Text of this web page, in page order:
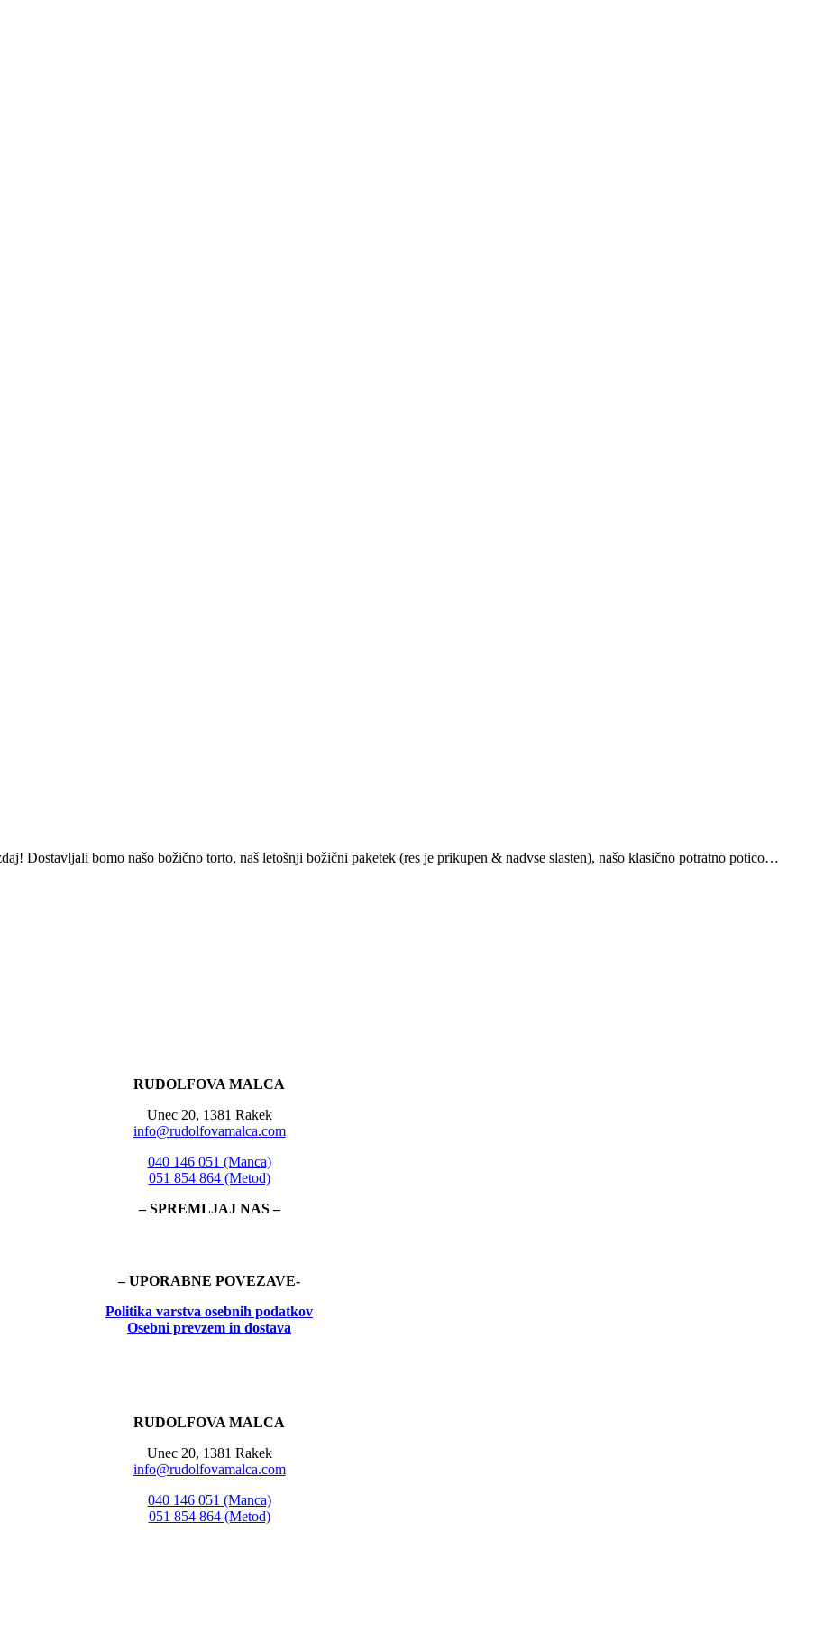
Dostavljali bomo našo božično torto, naš letošnji božični paketek (res je prikupen & nadvse slasten), našo klasično potratno potico…
RUDOLFOVA MALCA
Unec 20, 1381 Rakek
info@rudolfovamalca.com
040 146 051 (Manca)
051 854 864 (Metod)
– SPREMLJAJ NAS –
– UPORABNE POVEZAVE-
Politika varstva osebnih podatkov
Osebni prevzem in dostava
RUDOLFOVA MALCA
Unec 20, 1381 Rakek
info@rudolfovamalca.com
040 146 051 (Manca)
051 854 864 (Metod)